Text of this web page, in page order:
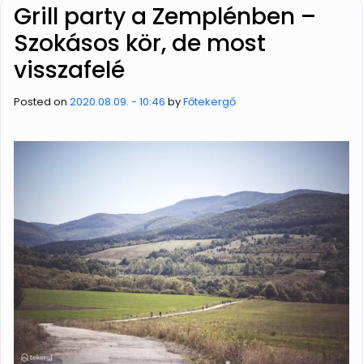
Grill party a Zemplénben –
Szokásos kör, de most
visszafelé
Posted on 2020.08.09. - 10:46 byFőtekergő